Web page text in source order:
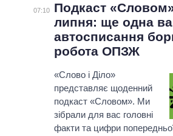
07:10
Подкаст
липня: ще одна
автосписання
робота ОПЗЖ
«Слово і Діло»
представляє щоденний
подкаст «Словом». Ми
зібрали для вас головні
факти та цифри